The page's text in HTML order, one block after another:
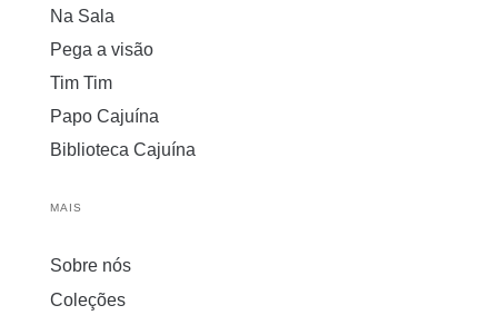
Na Sala
Pega a visão
Tim Tim
Papo Cajuína
Biblioteca Cajuína
MAIS
Sobre nós
Coleções